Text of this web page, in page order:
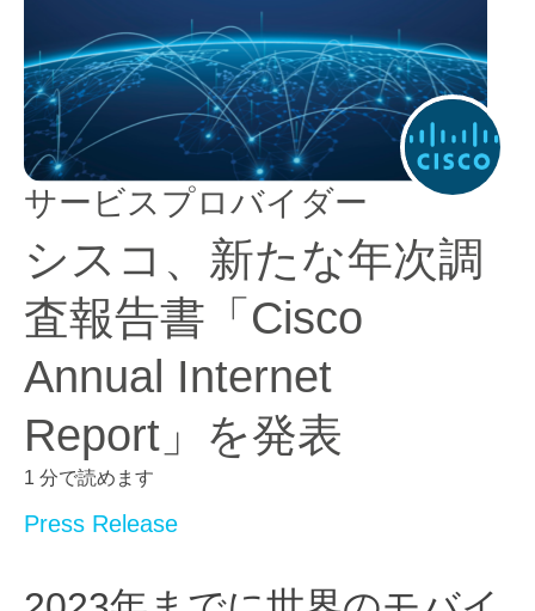
サービスプロバイダー
シスコ、新たな年次調
査報告書「Cisco
Annual Internet
Report」を発表
1 分で読めます
Press Release